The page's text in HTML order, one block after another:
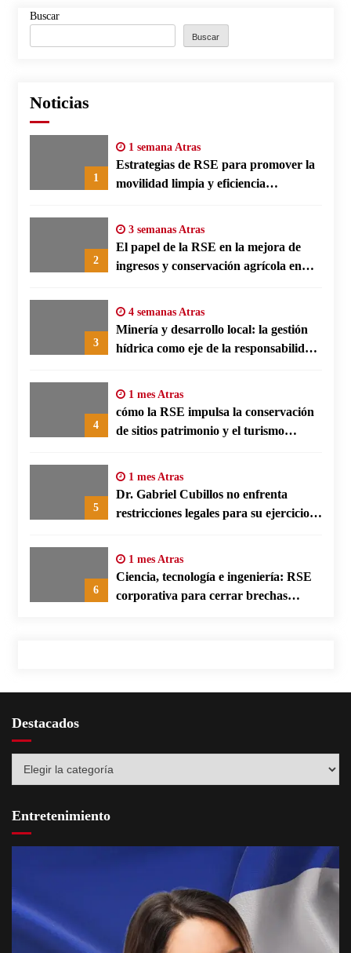
Buscar
Buscar
Noticias
1
1 semana Atras
Estrategias de RSE para promover la
movilidad limpia y eficiencia
2
3 semanas Atras
El papel de la RSE en la mejora de
ingresos y conservación agrícola en
3
4 semanas Atras
Minería y desarrollo local: la gestión
hídrica como eje de la responsabilidad
4
1 mes Atras
cómo la RSE impulsa la conservación
de sitios patrimonio y el turismo
5
1 mes Atras
Dr. Gabriel Cubillos no enfrenta
restricciones legales para su ejercicio,
6
1 mes Atras
Ciencia, tecnología e ingeniería: RSE
corporativa para cerrar brechas
Destacados
Entretenimiento